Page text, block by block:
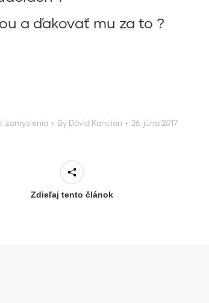
a ďakovať mu za to ?
zamyslenia By Dávid Kancian 26. júna 2017
Zdieľaj tento článok